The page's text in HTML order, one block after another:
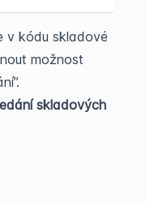
v kódu skladové
možnost
skladových